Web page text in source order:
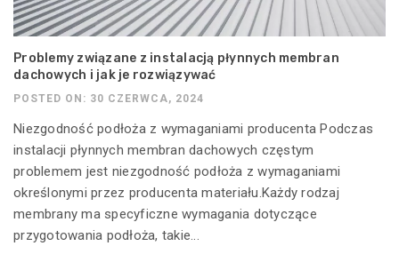
Problemy związane z instalacją płynnych membran
dachowych i jak je rozwiązywać
POSTED ON: 30 CZERWCA, 2024
Niezgodność podłoża z wymaganiami producenta Podczas
instalacji płynnych membran dachowych częstym
problemem jest niezgodność podłoża z wymaganiami
określonymi przez producenta materiału.Każdy rodzaj
membrany ma specyficzne wymagania dotyczące
przygotowania podłoża, takie...